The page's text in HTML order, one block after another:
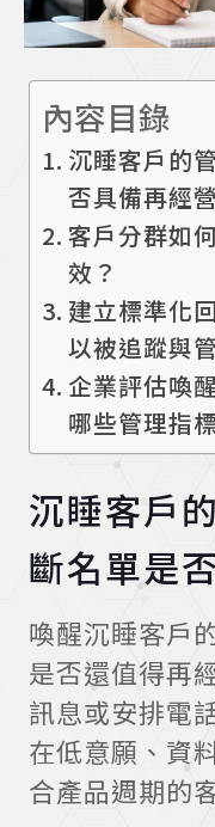
內容目錄
沉睡客戶的
否具備再經
客戶分群如
效？
建立標準化
以被追蹤與
企業評估喚
哪些管理指
沉睡客戶
斷名單是
喚醒沉睡客戶
是否還值得再
訊息或安排電
在低意願、資
合產品週期的